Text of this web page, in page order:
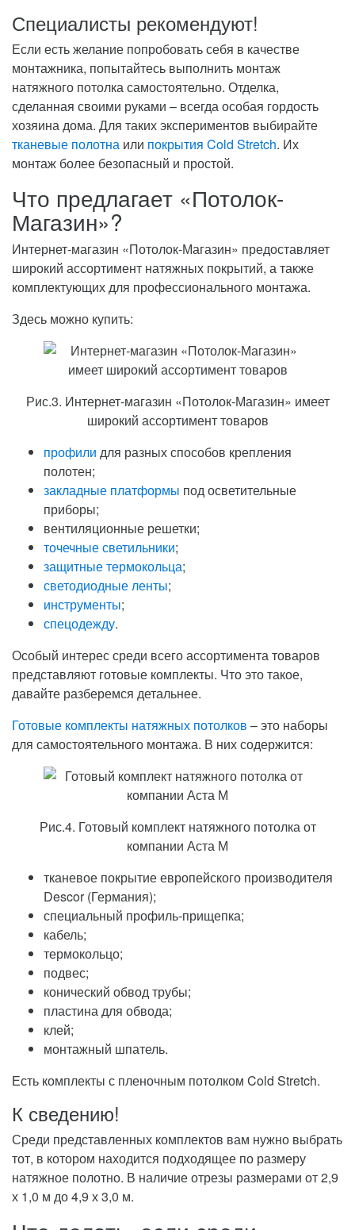
Специалисты рекомендуют!
Если есть желание попробовать себя в качестве
монтажника, попытайтесь выполнить монтаж
натяжного потолка самостоятельно. Отделка,
сделанная своими руками – всегда особая гордость
хозяина дома. Для таких экспериментов выбирайте
тканевые полотна или покрытия Cold Stretch. Их
монтаж более безопасный и простой.
Что предлагает «Потолок-
Магазин»?
Интернет-магазин «Потолок-Магазин» предоставляет
широкий ассортимент натяжных покрытий, а также
комплектующих для профессионального монтажа.
Здесь можно купить:
Рис.3. Интернет-магазин «Потолок-Магазин» имеет
широкий ассортимент товаров
профили для разных способов крепления
полотен;
закладные платформы под осветительные
приборы;
вентиляционные решетки;
точечные светильники;
защитные термокольца;
светодиодные ленты;
инструменты;
спецодежду.
Особый интерес среди всего ассортимента товаров
представляют готовые комплекты. Что это такое,
давайте разберемся детальнее.
Готовые комплекты натяжных потолков – это наборы
для самостоятельного монтажа. В них содержится:
Рис.4. Готовый комплект натяжного потолка от
компании Аста М
тканевое покрытие европейского производителя
Descor (Германия);
специальный профиль-прищепка;
кабель;
термокольцо;
подвес;
конический обвод трубы;
пластина для обвода;
клей;
монтажный шпатель.
Есть комплекты с пленочным потолком Cold Stretch.
К сведению!
Среди представленных комплектов вам нужно выбрать
тот, в котором находится подходящее по размеру
натяжное полотно. В наличие отрезы размерами от 2,9
х 1,0 м до 4,9 х 3,0 м.